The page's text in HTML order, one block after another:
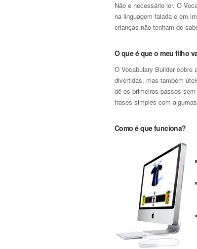
Não e necessário ler. O
na linguagem falada e em
crianças não tenham de
O que é que o meu filho
O Vocabulary Builder cobre
divertidas, mas também
dê os primeiros passos
frases simples com
Como é que funciona?